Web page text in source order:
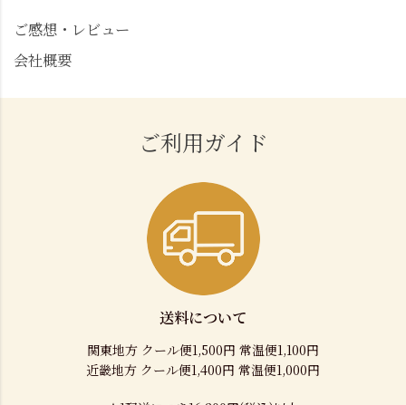
ご感想・レビュー
会社概要
ご利用ガイド
送料について
関東地方 クール便1,500円 常温便1,100円
近畿地方 クール便1,400円 常温便1,000円